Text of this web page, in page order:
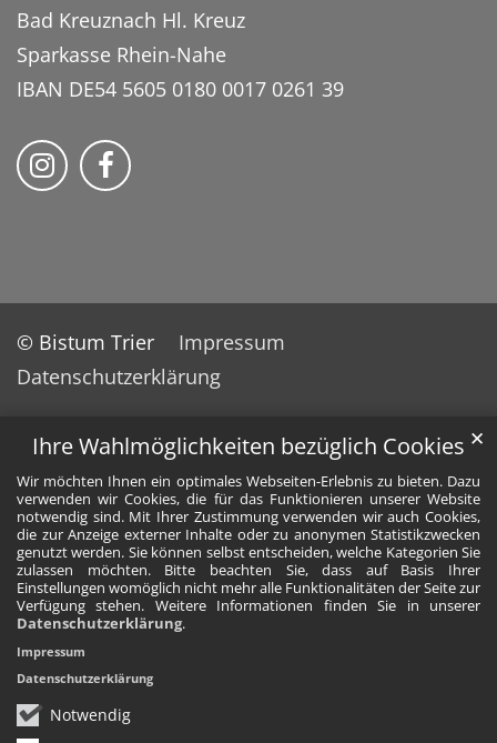
Ihre Wahlmöglichkeiten bezüglich Cookies
Wir möchten Ihnen ein optimales Webseiten-Erlebnis zu bieten. Dazu
verwenden wir Cookies, die für das Funktionieren unserer Website
notwendig sind. Mit Ihrer Zustimmung verwenden wir auch Cookies,
die zur Anzeige externer Inhalte oder zu anonymen Statistikzwecken
genutzt werden. Sie können selbst entscheiden, welche Kategorien Sie
zulassen möchten. Bitte beachten Sie, dass auf Basis Ihrer
Einstellungen womöglich nicht mehr alle Funktionalitäten der Seite zur
Verfügung stehen. Weitere Informationen finden Sie in unserer
Datenschutzerklärung.
Notwendig
✕
Impressum
Datenschutzerklärung
Bad Kreuznach Hl. Kreuz
Sparkasse Rhein-Nahe
IBAN DE54 5605 0180 0017 0261 39
Bistum Trier auf Instragram
Bistum Trier auf Facebook
© Bistum Trier
Impressum
Datenschutzerklärung